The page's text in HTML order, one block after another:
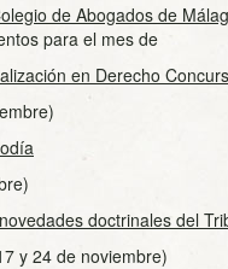
de Abogados de
para el mes de
en Derecho
doctrinales del
y 24 de noviembre)